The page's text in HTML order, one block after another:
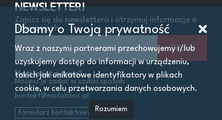
NEWSLETTER!
Zapisz się do newslettera i otrzymuj informacje o
promocjach
Zapisz
Masz jakieś pytania?
Możesz je zadać w szybki sposób
kontakt@motoboss.pl
formularz kontaktowy
Dbamy o Twoją prywatność
Wraz z naszymi partnerami przechowujemy i/lub
uzyskujemy dostęp do informacji w urządzeniu,
takich jak unikatowe identyfikatory w plikach
cookie, w celu przetwarzania danych osobowych.
Rozumiem